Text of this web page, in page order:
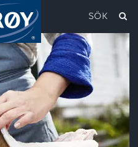
SÖK